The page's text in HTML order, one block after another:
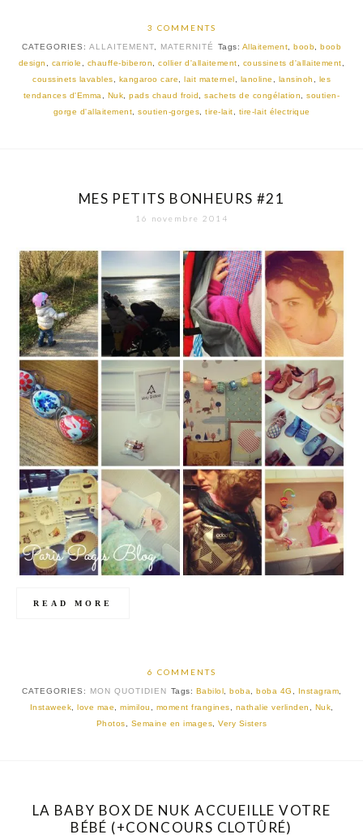
3 COMMENTS
CATEGORIES: ALLAITEMENT, MATERNITÉ Tags: Allaitement ,boob ,boob
design
carriole chauffe-biberon ,collier d'allaitement coussinets d'allaitement
coussinets lavables
kangaroo care lait maternel lanoline lansinoh
les
tendances d'Emma
Nuk ,pads chaud froid ,sachets de congélation ,soutien-
gorge d'allaitement
soutien-gorges tire-lait tire-lait électrique
MES PETITS BONHEURS #21
16 novembre 2014
READ MORE
6 COMMENTS
CATEGORIES: MON QUOTIDIEN Tags: Babilol boba boba 4G Instagram
Instaweek
love mae mimilou moment frangines nathalie verlinden Nuk
Photos
Semaine en images ,Very Sisters
LA BABY BOX DE NUK ACCUEILLE VOTRE
BÉBÉ (+CONCOURS CLOTÛRÉ)